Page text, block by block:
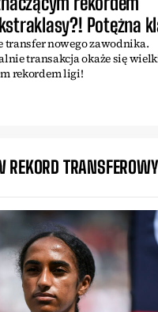
Potężna
transfer nowego zawodnika.
transakcja okaże się
rekordem ligi!
TRANSFEROWY